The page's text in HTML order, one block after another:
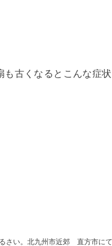
古くなるとこんな症
さい。北九州市近郊 直方市にて